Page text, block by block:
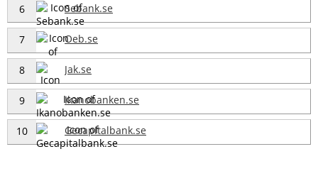
6 Sebank.se
7 Oeb.se
8 Jak.se
9 Ikanobanken.se
10 Gecapitalbank.se